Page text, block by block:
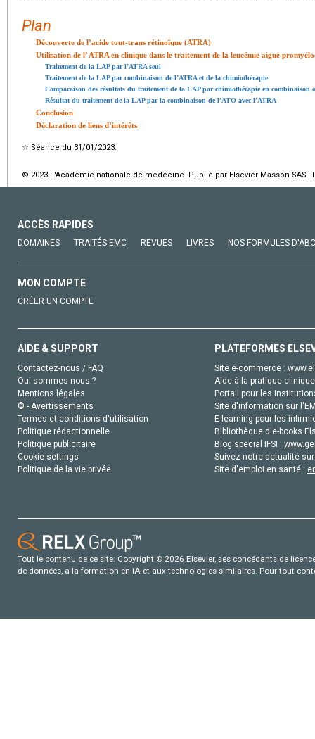
Plan
Découverte de l’acide tout-trans rétinoïque (ATRA)
Utilisation de l’ ATRA en clinique dans le traitement de la leucémie aiguë
Traitement de la LAP par l’ATRA seul
Traitement de la LAP par combinaison de l’ATRA et de la chimiothérapie
Comparaison des résultats du traitement de la LAP par chimiothérapie en combinaison
Résultat du traitement de la LAP par la combinaison de l’ATO avec l’ATRA
Conclusion
Déclaration de liens d’intérêts
☆ Séance du 31/01/2023.
© 2023 l'Académie nationale de médecine. Publié par Elsevier Masson SAS.
ACCÈS RAPIDES
DOMAINES TRAITÉS EMC REVUES LIVRES NOS FORMULES
MON COMPTE
CRÉER UN COMPTE
AIDE & SUPPORT
Contactez-nous / FAQ
Qui sommes-nous ?
Mentions légales
© - Avertissements
Termes et conditions d'utilisation
Politique rédactionnelle
Politique publicitaire
Cookie settings
Politique de la vie privée
PLATEFORMES
Site e-commerce :
Aide à la pratique
Portail pour les
Site d'information sur
E-learning pour les
Bibliothèque d'e-books
Blog special IFSI :
Suivez notre actualité
Site d'emploi en santé :
Tout le contenu de ce site: Copyright © 2026 Elsevier, ses concédants de
de données, a la formation en IA et aux technologies similaires. Pour tout